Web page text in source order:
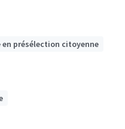
en présélection citoyenne